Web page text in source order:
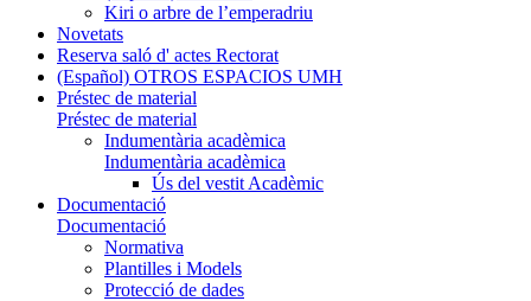
Kiri o arbre de l’emperadriu
Novetats
Reserva saló d' actes Rectorat
(Español) OTROS ESPACIOS UMH
Préstec de material
Préstec de material
Indumentària acadèmica
Indumentària acadèmica
Ús del vestit Acadèmic
Documentació
Documentació
Normativa
Plantilles i Models
Protecció de dades